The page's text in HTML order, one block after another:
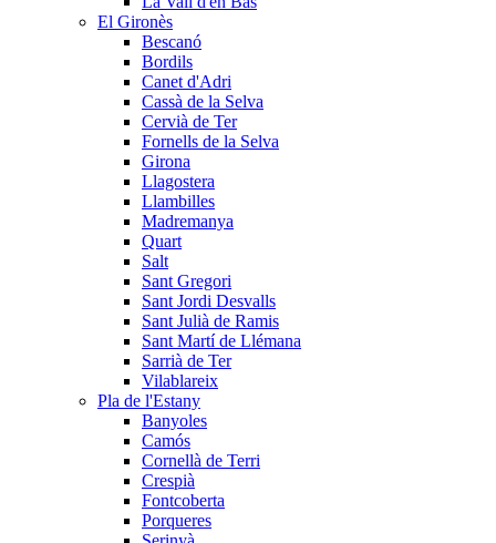
El Gironès
Bescanó
Bordils
Canet d'Adri
Cassà de la Selva
Cervià de Ter
Fornells de la Selva
Girona
Llagostera
Llambilles
Madremanya
Quart
Salt
Sant Gregori
Sant Jordi Desvalls
Sant Julià de Ramis
Sant Martí de Llémana
Sarrià de Ter
Vilablareix
Pla de l'Estany
Banyoles
Camós
Cornellà de Terri
Crespià
Fontcoberta
Porqueres